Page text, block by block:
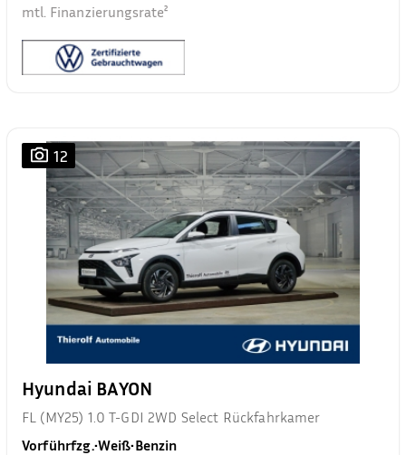
mtl. Finanzierungsrate²
12
Hyundai BAYON
FL (MY25) 1.0 T-GDI 2WD Select Rückfahrkamer
Vorführfzg.•Weiß•Benzin